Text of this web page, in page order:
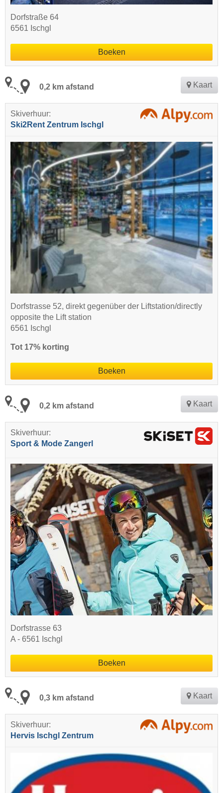
Dorfstraße 64
6561 Ischgl
Boeken
0,2 km afstand Kaart
Skiverhuur:
Ski2Rent Zentrum Ischgl
Dorfstrasse 52, direkt gegenüber der Liftstation/directly
opposite the Lift station
6561 Ischgl
Tot 17% korting
Boeken
0,2 km afstand Kaart
Skiverhuur:
Sport & Mode Zangerl
Dorfstrasse 63
A - 6561 Ischgl
Boeken
0,3 km afstand Kaart
Skiverhuur:
Hervis Ischgl Zentrum